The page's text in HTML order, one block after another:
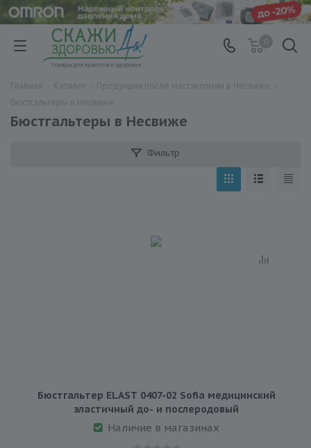
Бюстгальтеры в Несвиже
Фильтр
Бюстгальтер ELAST 0407-02 Sofia медицинский
эластичный до- и послеродовый
Наличие в магазинах